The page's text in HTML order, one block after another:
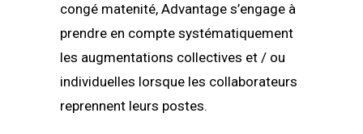
congé matenité, Advantage s’engage à
prendre en compte systématiquement
les augmentations collectives et / ou
individuelles lorsque les collaborateurs
reprennent leurs postes.